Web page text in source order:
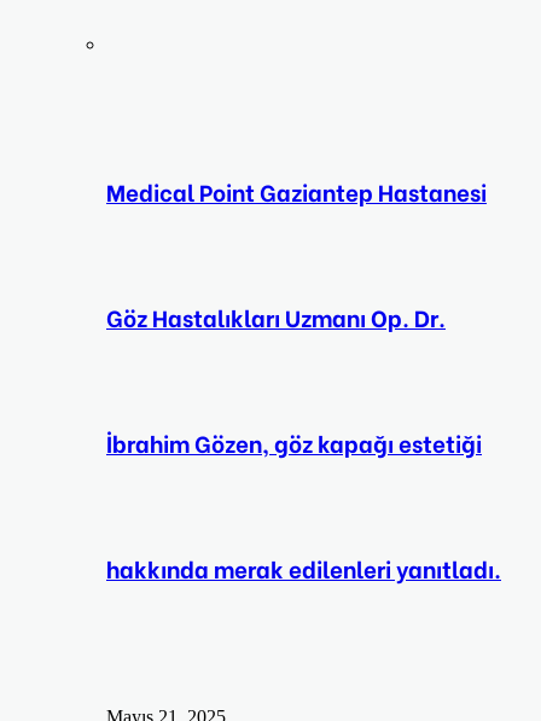
Medical Point Gaziantep Hastanesi
Göz Hastalıkları Uzmanı Op. Dr.
İbrahim Gözen, göz kapağı estetiği
hakkında merak edilenleri yanıtladı.
Mayıs 21, 2025